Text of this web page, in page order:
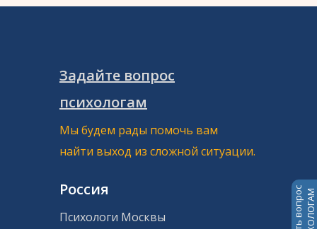
Задайте вопрос
психологам
Мы будем рады помочь вам
найти выход из сложной ситуации.
Россия
Психологи Москвы